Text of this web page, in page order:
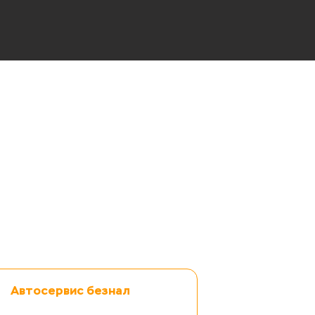
Автосервис безнал